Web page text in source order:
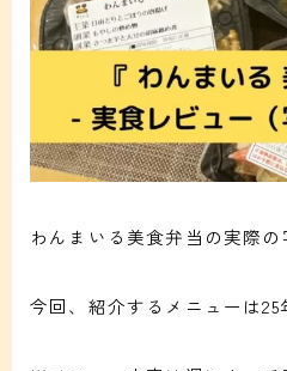
わんまいる美食弁当の実際の
今回、紹介するメニューは